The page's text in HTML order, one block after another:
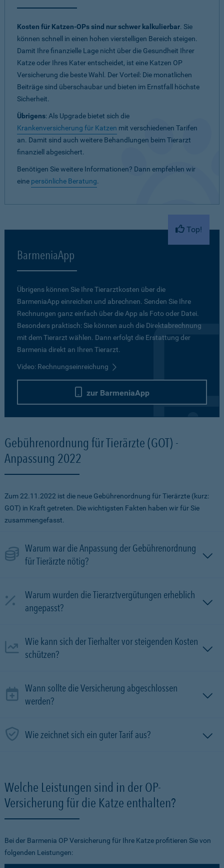
Kosten für Katzen-OPs sind nur schwer kalkulierbar. Sie
können schnell in einen hohen vierstelligen Bereich steigen.
Damit Ihre finanzielle Lage nicht über die Gesundheit Ihrer
Katze oder Ihres Kater entscheidet, ist eine Katzen OP
Versicherung die beste Wahl. Der Vorteil: Die monatlichen
Beiträge sind überschaubar und bieten im Ernstfall höchste
Sicherheit.
Übrigens: Als Upgrade bietet sich die
Krankenversicherung für Katzen mit verschiedenen Tarifen
an. Damit sind auch weitere Behandlungen beim Tierarzt
finanziell abgesichert.
Benötigen Sie weitere Informationen? Dann empfehlen wir
eine persönliche Beratung.
Top!
BarmeniaApp
Übrigens können Sie Ihre Tierarztkosten über die
BarmeniaApp einreichen und abrechnen. Senden Sie Ihre
Rechnungen ganz einfach über die App als Foto oder Datei.
Besonders praktisch: Sie können auch die Direktabrechnung
mit dem Tierarzt wählen. Dann erfolgt die Erstattung der
Barmenia direkt an Ihren Tierarzt.
Video: Rechnungseinreichung
zur BarmeniaApp
Gebührenordnung für Tierärzte (GOT) -
Anpassung 2022
Zum 22.11.2022 ist die neue Gebührenordnung für Tierärzte (kurz:
GOT) in Kraft getreten. Die wichtigsten Fakten haben wir für Sie
zusammengefasst.
Warum war die Anpassung der Gebührenordnung
für Tierärzte nötig?
Warum wurden die Tierarztvergütungen erheblich
angepasst?
Wie kann sich der Tierhalter vor steigenden Kosten
schützen?
Wann sollte die Versicherung abgeschlossen
werden?
Wie zeichnet sich ein guter Tarif aus?
Welche Leistungen sind in der OP-
Versicherung für die Katze enthalten?
Bei der Barmenia OP Versicherung für Ihre Katze profitieren Sie von
folgenden Leistungen: